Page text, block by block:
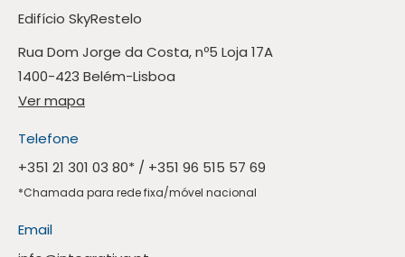
Edifício SkyRestelo
Rua Dom Jorge da Costa, nº5 Loja 17A
1400-423 Belém-Lisboa
Ver mapa
Telefone
+351 21 301 03 80* / +351 96 515 57 69
*Chamada para rede fixa/móvel nacional
Email